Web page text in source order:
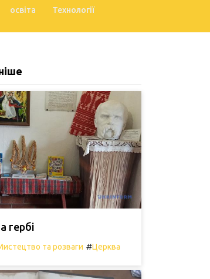
освіта Технології
гербі
та розваги #Церква